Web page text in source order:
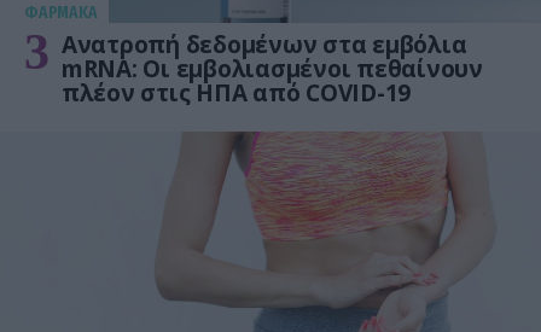
ΦΑΡΜΑΚΑ
3 Ανατροπή δεδομένων στα εμβόλια
mRNA: Οι εμβολιασμένοι πεθαίνουν
πλέον στις ΗΠΑ από COVID-19